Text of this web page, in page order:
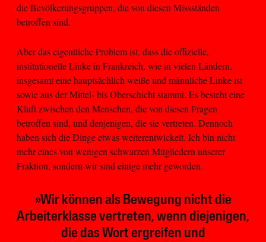
die Bevölkerungsgruppen, die von diesen Missständen
betroffen sind.
Aber das eigentliche Problem ist, dass die offizielle,
institutionelle Linke in Frankreich, wie in vielen Ländern,
insgesamt eine hauptsächlich weiße und männliche Linke ist
sowie aus der Mittel- bis Oberschicht stammt. Es besteht eine
Kluft zwischen den Menschen, die von diesen Fragen
betroffen sind, und denjenigen, die sie vertreten. Dennoch
haben sich die Dinge etwas weiterentwickelt. Ich bin nicht
mehr eines von wenigen schwarzen Mitgliedern unserer
Fraktion, sondern wir sind einige mehr geworden.
»Wir können als Bewegung nicht die
Arbeiterklasse vertreten, wenn diejenigen,
die das Wort ergreifen und